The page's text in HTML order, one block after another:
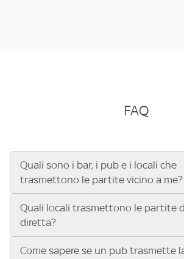
FAQ
Quali sono i bar, i pub e i locali che
trasmettono le partite vicino a me?
Se cerchi un bar, pub, ristorante o locale
vedere le partite di Serie A ENILIVE, la Serie
UEFA Champions League, la UEFA
Conference League, il Tennis, la Formula
Quali locali trasmettono le partite
diretta?
Vuoi sapere quali bar, pub o ristoranti
Come sapere se un pub trasmette